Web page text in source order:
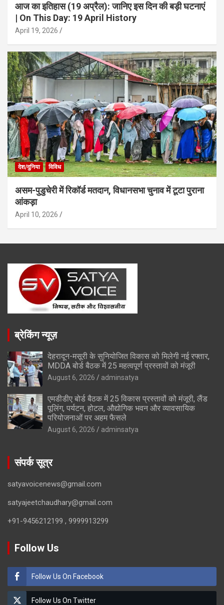
आज का इतिहास (19 अप्रैल): जानिए इस दिन की बड़ी घटनाएं
| On This Day: 19 April History
April 19, 2026
देश/दुनिया विविध
असम-पुडुचेरी में रिकॉर्ड मतदान, विधानसभा चुनाव में टूटा पुराना
आंकड़ा
April 10, 2026
ब्रेकिंग न्यूज़
देहरादून-मसूरी के सुनियोजित विकास को मिलेगी नई रफ्तार,
MDDA बोर्ड बैठक में 25 महत्वपूर्ण प्रस्तावों को मंजूरी
August 6, 2026 adminsatya
एमडीडीए बोर्ड बैठक में 25 विकास प्रस्तावों को मंजूरी, लैंड
पूलिंग, पर्यटन, होटल, औद्योगिक भवन और व्यावसायिक
परियोजनाओं पर अहम फैसले
August 6, 2026 adminsatya
संपर्क सूत्र
satyavoicenews@gmail.com
satyajeetchaudhary@gmail.com
+91-9456212199 , 9999913299
Follow Us
Follow Us On Facebook
Follow Us On Twitter